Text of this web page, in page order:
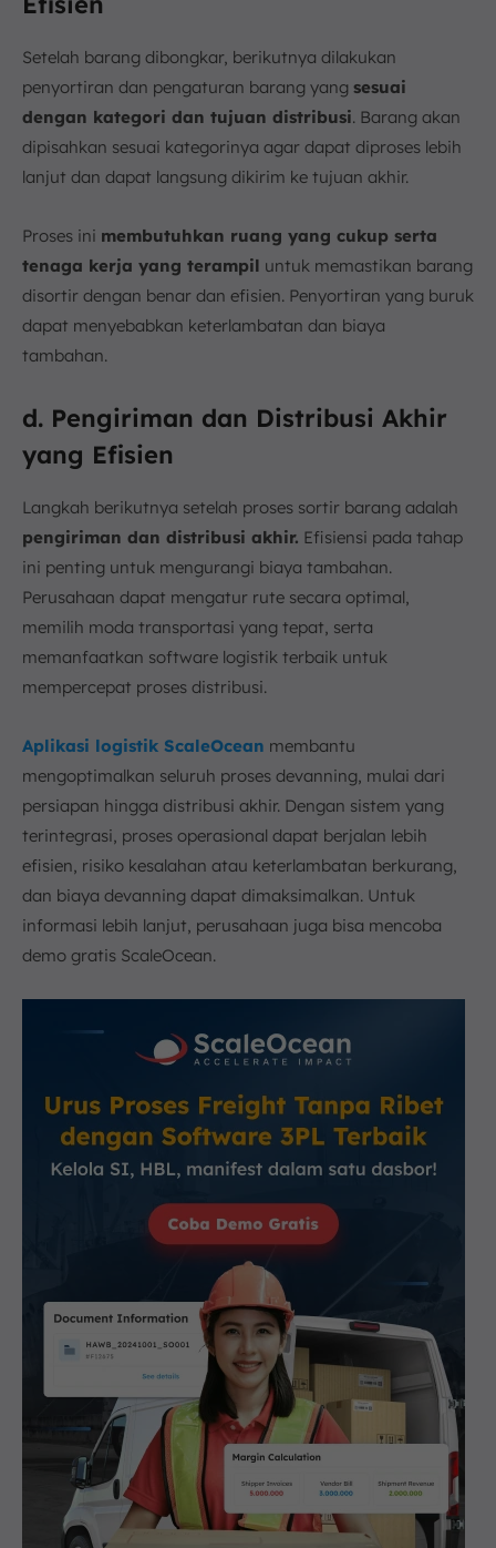
Setelah barang dibongkar, berikutnya dilakukan
penyortiran dan pengaturan barang yang sesuai
dengan kategori dan tujuan distribusi. Barang akan
dipisahkan sesuai kategorinya agar dapat diproses lebih
lanjut dan dapat langsung dikirim ke tujuan akhir.
Proses ini membutuhkan ruang yang cukup serta
tenaga kerja yang terampil untuk memastikan barang
disortir dengan benar dan efisien. Penyortiran yang buruk
dapat menyebabkan keterlambatan dan biaya
tambahan.
d. Pengiriman dan Distribusi Akhir
yang Efisien
Langkah berikutnya setelah proses sortir barang adalah
pengiriman dan distribusi akhir. Efisiensi pada tahap
ini penting untuk mengurangi biaya tambahan.
Perusahaan dapat mengatur rute secara optimal,
memilih moda transportasi yang tepat, serta
memanfaatkan software logistik terbaik untuk
mempercepat proses distribusi.
Aplikasi logistik ScaleOcean membantu
mengoptimalkan seluruh proses devanning, mulai dari
persiapan hingga distribusi akhir. Dengan sistem yang
terintegrasi, proses operasional dapat berjalan lebih
efisien, risiko kesalahan atau keterlambatan berkurang,
dan biaya devanning dapat dimaksimalkan. Untuk
informasi lebih lanjut, perusahaan juga bisa mencoba
demo gratis ScaleOcean.